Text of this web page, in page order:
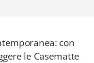
con
le Casematte